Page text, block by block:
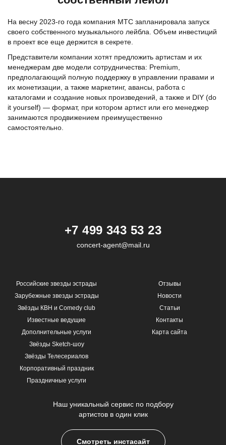
На весну 2023-го года компания МТС запланировала запуск
своего собственного музыкального лейбла. Объем инвестиций
в проект все еще держится в секрете.
Представители компании хотят предложить артистам и их
менеджерам две модели сотрудничества: Premium,
предполагающий полную поддержку в управлении правами и
их монетизации, а также маркетинг, авансы, работа с
каталогами и создание новых произведений, а также и DIY (do
it yourself) — формат, при котором артист или его менеджер
занимаются продвижением преимущественно
самостоятельно.
+7 499 343 53 23
concert-agent@mail.ru
Российские звезды эстрады
Зарубежные звезды эстрады
Звёзды КВН и Comedy club
Известные ведущие
Дополнительные услуги
Звёзды Sketch-шоу
Звёзды Телесериалов
Корпоративный праздник
Праздничные услуги
Отзывы
Новости
Статьи
Контакты
Карта сайта
Наш уникальный сервис по подбору
артистов в один клик
Смотреть инстасайт